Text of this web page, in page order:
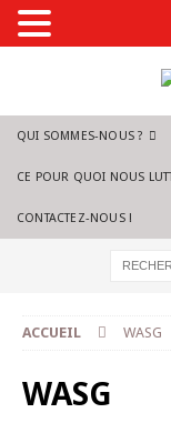
QUI SOMMES-NOUS ?
CE POUR QUOI NOUS
CONTACTEZ-NOUS !
ACCUEIL WASG
WASG